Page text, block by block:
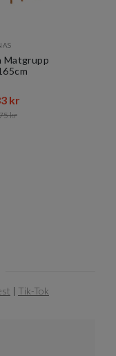
Matgrupp
kr​​
kr​​
| Tik-Tok